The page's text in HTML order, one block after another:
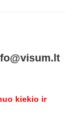
kiekio ir